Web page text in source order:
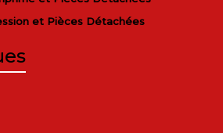
et Pièces Détachées